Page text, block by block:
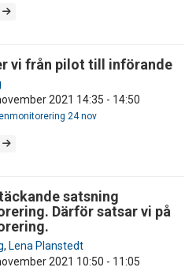
vi från pilot till införande
2021 14:35 - 14:50
24 nov
satsning
Därför satsar vi på
, Lena Planstedt
2021 10:50 - 11:05